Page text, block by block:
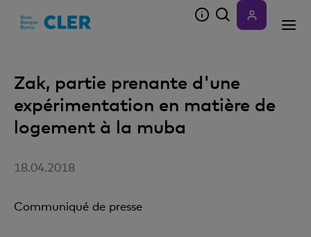
Zak, partie prenante d'une
expérimentation en matière de
logement à la muba
18.04.2018
Communiqué de presse